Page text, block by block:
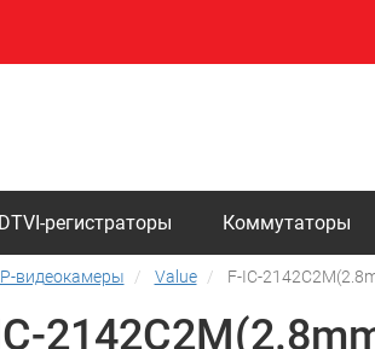
регистраторы Коммутаторы
видеокамеры Value F-IC-